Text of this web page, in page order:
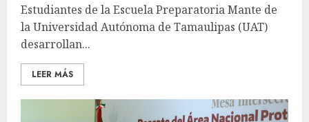
Estudiantes de la Escuela Preparatoria Mante de
la Universidad Autónoma de Tamaulipas (UAT)
desarrollan...
LEER MÁS